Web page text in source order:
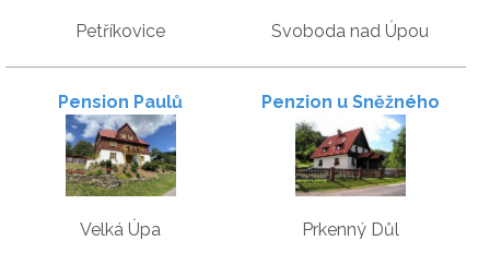
Petříkovice Svoboda nad Úpou
Pension Paulů
Velká Úpa
Penzion u Sněžného
potoka
Prkenný Důl